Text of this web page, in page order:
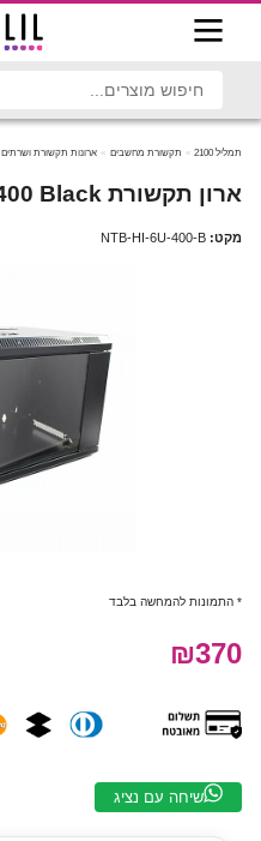
תמליל 2100 תקשורת מחשבים ארונות תקשורת ושרתים
ארון תקשורת LUGGAR HI-6U-400 Black
מקט: NTB-HI-6U-400-B
* התמונות להמחשה בלבד
₪370
שיחה עם נציג